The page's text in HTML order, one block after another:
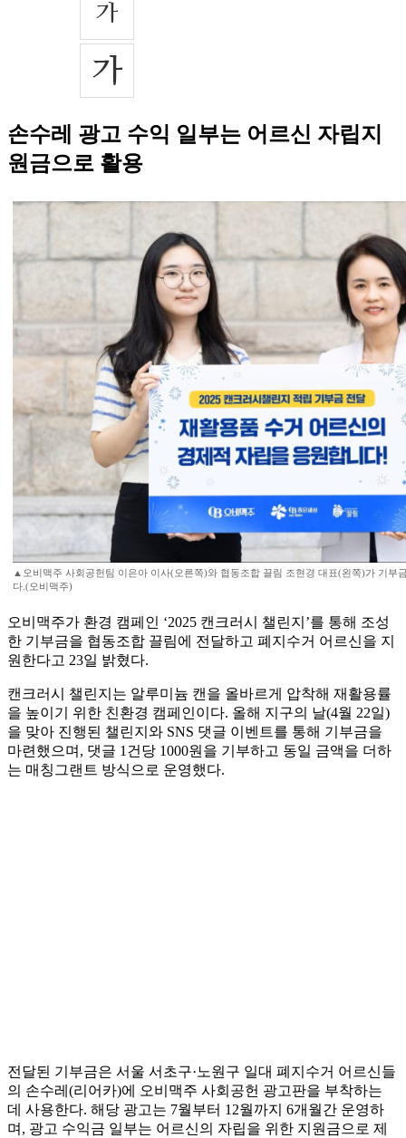
손수레 광고 수익 일부는 어르신 자립지
원금으로 활용
▲오비맥주 사회공헌팀 이은아 이사(오른쪽)와 협동조합 끌림 조현경 대표(왼쪽)가 기부
다.(오비맥주)
오비맥주가 환경 캠페인 ‘2025 캔크러시 챌린지’를 통해 조성
한 기부금을 협동조합 끌림에 전달하고 폐지수거 어르신을 지
원한다고 23일 밝혔다.
캔크러시 챌린지는 알루미늄 캔을 올바르게 압착해 재활용률
을 높이기 위한 친환경 캠페인이다. 올해 지구의 날(4월 22일)
을 맞아 진행된 챌린지와 SNS 댓글 이벤트를 통해 기부금을
마련했으며, 댓글 1건당 1000원을 기부하고 동일 금액을 더하
는 매칭그랜트 방식으로 운영했다.
전달된 기부금은 서울 서초구·노원구 일대 폐지수거 어르신들
의 손수레(리어카)에 오비맥주 사회공헌 광고판을 부착하는
데 사용한다. 해당 광고는 7월부터 12월까지 6개월간 운영하
며, 광고 수익금 일부는 어르신의 자립을 위한 지원금으로 제